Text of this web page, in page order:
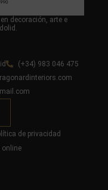
decoración, arte e
(+34) 983 046 475
de privacidad
online